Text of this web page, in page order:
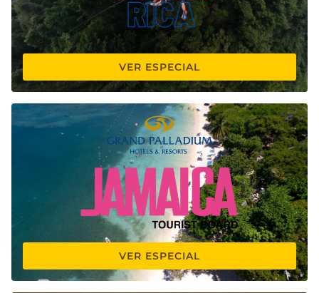
VER ESPECIAL
VER ESPECIAL